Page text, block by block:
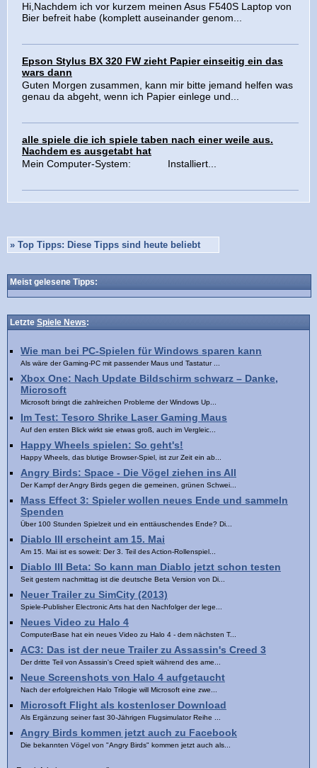
Hi,Nachdem ich vor kurzem meinen Asus F540S Laptop von
Bier befreit habe (komplett auseinander genom...
Epson Stylus BX 320 FW zieht Papier einseitig ein das
wars dann
Guten Morgen zusammen, kann mir bitte jemand helfen was
genau da abgeht, wenn ich Papier einlege und...
alle spiele die ich spiele taben nach einer weile aus.
Nachdem es ausgetabt hat
Mein Computer-System: Installiert...
» Top Tipps: Diese Tipps sind heute beliebt
Meist gelesene Tipps:
Letzte Spiele News:
Wie man bei PC-Spielen für Windows sparen kann
Als wäre der Gaming-PC mit passender Maus und Tastatur ...
Xbox One: Nach Update Bildschirm schwarz – Danke,
Microsoft
Microsoft bringt die zahlreichen Probleme der Windows Up...
Im Test: Tesoro Shrike Laser Gaming Maus
Auf den ersten Blick wirkt sie etwas groß, auch im Vergleic...
Happy Wheels spielen: So geht's!
Happy Wheels, das blutige Browser-Spiel, ist zur Zeit ein ab...
Angry Birds: Space - Die Vögel ziehen ins All
Der Kampf der Angry Birds gegen die gemeinen, grünen Schwei...
Mass Effect 3: Spieler wollen neues Ende und sammeln
Spenden
Über 100 Stunden Spielzeit und ein enttäuschendes Ende? Di...
Diablo III erscheint am 15. Mai
Am 15. Mai ist es soweit: Der 3. Teil des Action-Rollenspiel...
Diablo III Beta: So kann man Diablo jetzt schon testen
Seit gestern nachmittag ist die deutsche Beta Version von Di...
Neuer Trailer zu SimCity (2013)
Spiele-Publisher Electronic Arts hat den Nachfolger der lege...
Neues Video zu Halo 4
ComputerBase hat ein neues Video zu Halo 4 - dem nächsten T...
AC3: Das ist der neue Trailer zu Assassin's Creed 3
Der dritte Teil von Assassin's Creed spielt während des ame...
Neue Screenshots von Halo 4 aufgetaucht
Nach der erfolgreichen Halo Trilogie will Microsoft eine zwe...
Microsoft Flight als kostenloser Download
Als Ergänzung seiner fast 30-Jährigen Flugsimulator Reihe ...
Angry Birds kommen jetzt auch zu Facebook
Die bekannten Vögel von "Angry Birds" kommen jetzt auch als...